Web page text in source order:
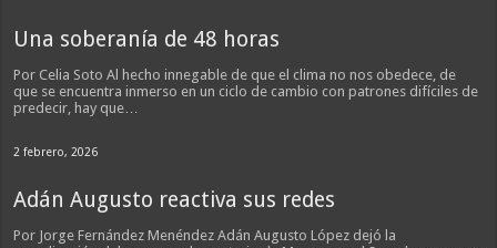
Una soberanía de 48 horas
Por Celia Soto Al hecho innegable de que el clima no nos obedece, de
que se encuentra inmerso en un ciclo de cambio con patrones difíciles de
predecir, hay que…
2 febrero, 2026
Adán Augusto reactiva sus redes
Por Jorge Fernández Menéndez Adán Augusto López dejó la